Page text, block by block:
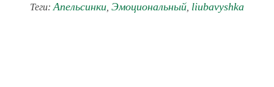
Теги: Апельсинки Эмоциональный liubavyshka